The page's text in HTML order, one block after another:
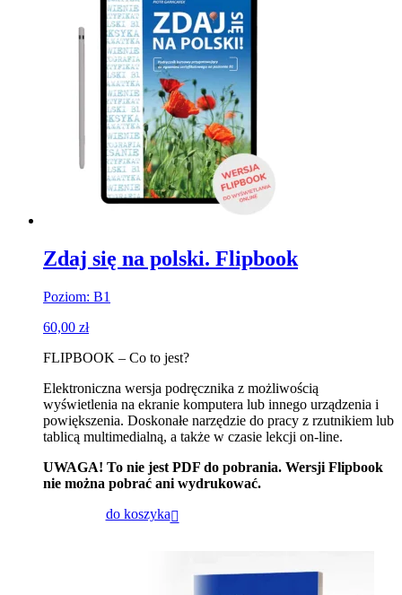
Zdaj się na polski. Flipbook
Poziom: B1
60,00 zł
FLIPBOOK – Co to jest?
Elektroniczna wersja podręcznika z możliwością
wyświetlenia na ekranie komputera lub innego urządzenia i
powiększenia. Doskonałe narzędzie do pracy z rzutnikiem lub
tablicą multimedialną, a także w czasie lekcji on-line.
UWAGA! To nie jest PDF do pobrania. Wersji Flipbook
nie można pobrać ani wydrukować.
do koszyka